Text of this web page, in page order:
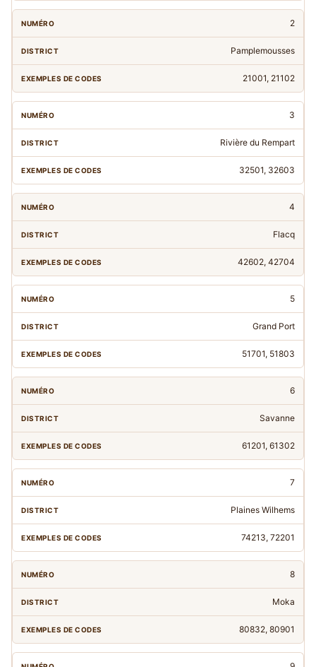
2
Pamplemousses
21001, 21102
3
Rivière du Rempart
32501, 32603
4
Flacq
42602, 42704
5
Grand Port
51701, 51803
6
Savanne
61201, 61302
7
Plaines Wilhems
74213, 72201
8
Moka
80832, 80901